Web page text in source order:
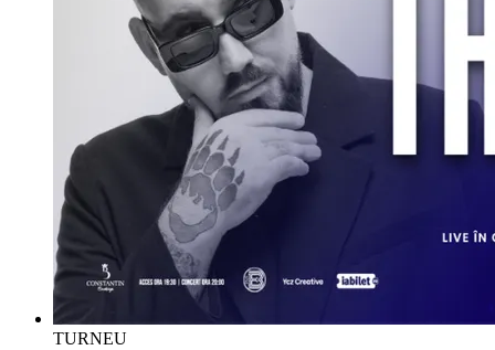
TURNEU